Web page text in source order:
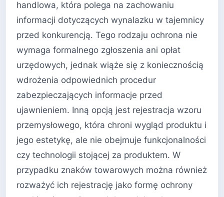
handlowa, która polega na zachowaniu
informacji dotyczących wynalazku w tajemnicy
przed konkurencją. Tego rodzaju ochrona nie
wymaga formalnego zgłoszenia ani opłat
urzędowych, jednak wiąże się z koniecznością
wdrożenia odpowiednich procedur
zabezpieczających informacje przed
ujawnieniem. Inną opcją jest rejestracja wzoru
przemysłowego, która chroni wygląd produktu i
jego estetykę, ale nie obejmuje funkcjonalności
czy technologii stojącej za produktem. W
przypadku znaków towarowych można również
rozważyć ich rejestrację jako formę ochrony